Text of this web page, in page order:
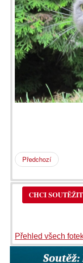
Předchozí
CHCI SOUTĚŽIT
Přehled všech